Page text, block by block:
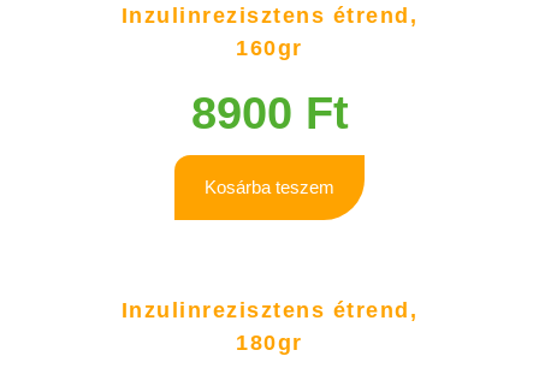
Inzulinrezisztens étrend,
160gr
8900 Ft
Kosárba teszem
Inzulinrezisztens étrend,
180gr